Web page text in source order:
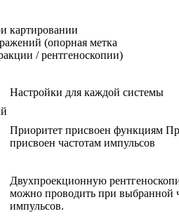
картировании
(опорная метка
/ рентгеноскопии)
Настройки для каждой системы
Приоритет присвоен функциям
присвоен частотам импульсов
Двухпроекционную
можно проводить при выбранной
импульсов.